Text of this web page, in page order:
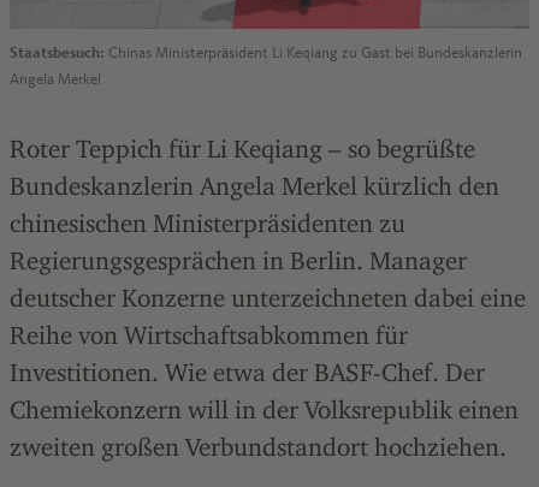
Staatsbesuch: Chinas Ministerpräsident Li Keqiang zu Gast bei Bundeskanzlerin
Angela Merkel
Roter Teppich für Li Keqiang – so begrüßte
Bundeskanzlerin Angela Merkel kürzlich den
chinesischen Ministerpräsidenten zu
Regierungsgesprächen in Berlin. Manager
deutscher Konzerne unterzeichneten dabei eine
Reihe von Wirtschaftsabkommen für
Investitionen. Wie etwa der BASF-Chef. Der
Chemiekonzern will in der Volksrepublik einen
zweiten großen Verbundstandort hochziehen.